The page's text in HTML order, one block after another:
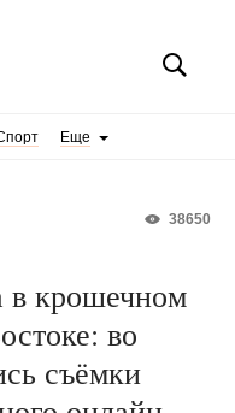
Еще
38650
в крошечном
во
съёмки